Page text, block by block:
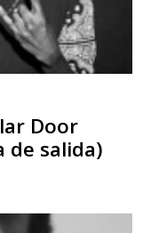
Door
de salida)